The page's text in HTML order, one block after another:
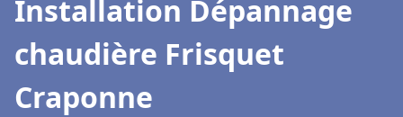
Installation Dépannage
chaudière Frisquet
Craponne